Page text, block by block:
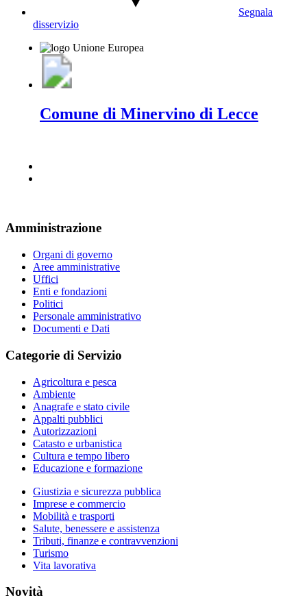
Segnala
disservizio
Comune di Minervino di Lecce
Amministrazione
Organi di governo
Aree amministrative
Uffici
Enti e fondazioni
Politici
Personale amministrativo
Documenti e Dati
Categorie di Servizio
Agricoltura e pesca
Ambiente
Anagrafe e stato civile
Appalti pubblici
Autorizzazioni
Catasto e urbanistica
Cultura e tempo libero
Educazione e formazione
Giustizia e sicurezza pubblica
Imprese e commercio
Mobilità e trasporti
Salute, benessere e assistenza
Tributi, finanze e contravvenzioni
Turismo
Vita lavorativa
Novità